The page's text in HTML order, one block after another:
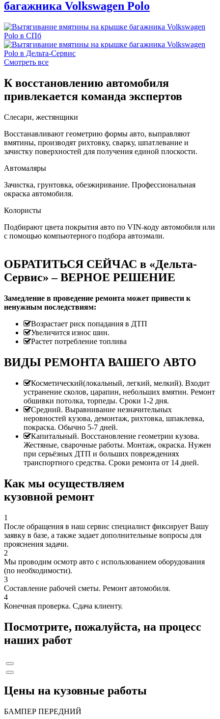
багажника Volkswagen Polo
Смотреть все
К восстановлению автомобиля
привлекается команда экспертов
Слесари, жестянщики
Восстанавливают геометрию формы авто, выправляют
вмятины, производят рихтовку, сварку, шпатлевание и
зачистку поверхностей для получения единой плоскости.
Автомаляры
Зачистка, грунтовка, обезжиривание. Профессиональная
окраска автомобиля.
Колористы
Подбирают цвета покрытия авто по VIN-коду автомобиля или
с помощью компьютерного подбора автоэмали.
ОБРАТИТЬСЯ СЕЙЧАС в «Дельта-
Сервис» – ВЕРНОЕ РЕШЕНИЕ
Замедление в проведение ремонта может привести к
ненужным последствиям:
Возрастает риск попадания в ДТП
Увеличится износ шин.
Растет потребление топлива
ВИДЫ РЕМОНТА ВАШЕГО АВТО
Косметический(локальный, легкий, мелкий). Входит
устранение сколов, царапин, небольших вмятин. Ремонт
обшивки потолка, торпеды. Сроки 1-2 дня.
Средний. Выравнивание незначительных
неровностей кузова, демонтаж, рихтовка, шпаклевка,
покраска. Обычно 5-7 дней.
Капитальный. Восстановление геометрии кузова.
Жестяные, сварочные работы. Монтаж, окраска. Нужен
при серьёзных ДТП и больших повреждениях
транспортного средства. Сроки ремонта от 14 дней.
Как мы осуществляем
кузовной ремонт
1
После обращения в наш сервис специалист фиксирует Вашу
заявку в базе, а также задает дополнительные вопросы для
прояснения задачи.
2
Мы проводим осмотр авто с использованием оборудования
(по необходимости).
3
Составление рабочей сметы. Ремонт автомобиля.
4
Конечная проверка. Сдача клиенту.
Посмотрите, пожалуйста, на процесс
наших работ
Цены на кузовные работы
БАМПЕР ПЕРЕДНИЙ